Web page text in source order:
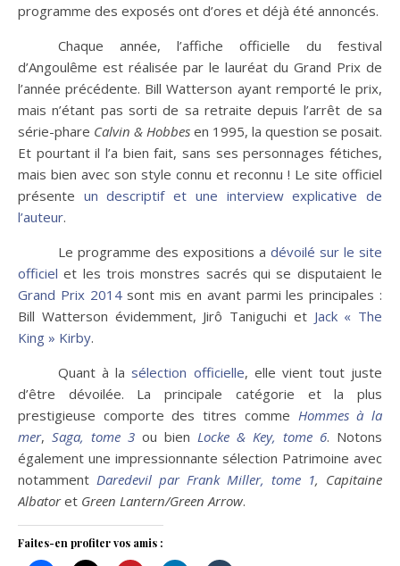
programme des exposés ont d’ores et déjà été annoncés.
Chaque année, l’affiche officielle du festival
d’Angoulême est réalisée par le lauréat du Grand Prix de
l’année précédente. Bill Watterson ayant remporté le prix,
mais n’étant pas sorti de sa retraite depuis l’arrêt de sa
série-phare Calvin & Hobbes en 1995, la question se posait.
Et pourtant il l’a bien fait, sans ses personnages fétiches,
mais bien avec son style connu et reconnu ! Le site officiel
présente un descriptif et une interview explicative de
l’auteur.
Le programme des expositions a dévoilé sur le site
officiel et les trois monstres sacrés qui se disputaient le
Grand Prix 2014sont mis en avant parmi les principales :
Bill Watterson évidemment, Jirô Taniguchi et Jack « The
King » Kirby.
Quant à lasélection officielle, elle vient tout juste
d’être dévoilée. La principale catégorie et la plus
prestigieuse comporte des titres comme Hommes à la
mer, Saga, tome 3 ou bien Locke & Key, tome 6. Notons
également une impressionnante sélection Patrimoine avec
notamment Daredevil par Frank Miller, tome 1, Capitaine
Albatoret Green Lantern/Green Arrow.
Faites-en profiter vos amis :